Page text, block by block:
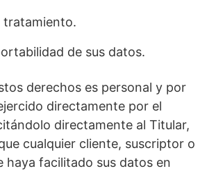
tratamiento.
de sus datos.
derechos es personal y por
directamente por el
directamente al Titular,
cualquier cliente, suscriptor o
haya facilitado sus datos en